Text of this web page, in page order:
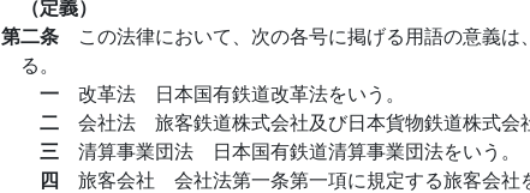
（定義）
第二条 この法律において、次の各号に掲げる用語の意義
る。
一 改革法 日本国有鉄道改革法をいう。
二 会社法 旅客鉄道株式会社及び日本貨物鉄道株式会
三 清算事業団法 日本国有鉄道清算事業団法をいう。
四 旅客会社 会社法第一条第一項に規定する旅客会社